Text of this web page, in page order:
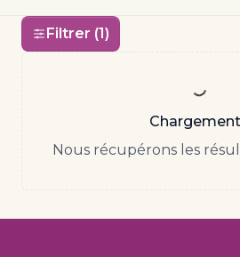
Filtrer (1)
Nous récupérons les